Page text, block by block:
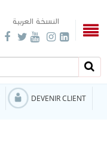
النسخة العربية
DEVENIR CLIENT